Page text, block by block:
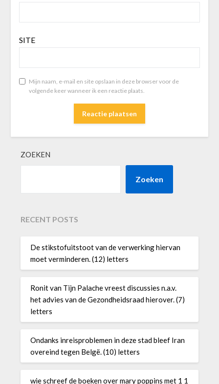
SITE
Mijn naam, e-mail en site opslaan in deze browser voor de
volgende keer wanneer ik een reactie plaats.
ZOEKEN
Zoeken
RECENT POSTS
De stikstofuitstoot van de verwerking hiervan
moet verminderen. (12) letters
Ronit van Tijn Palache vreest discussies n.a.v.
het advies van de Gezondheidsraad hierover. (7)
letters
Ondanks inreisproblemen in deze stad bleef Iran
overeind tegen Belgë. (10) letters
wie schreef de boeken over mary poppins met 1 1